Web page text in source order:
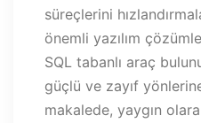
süreçlerini
önemli yazılım
SQL tabanlı araç
güçlü ve zayıf
makalede, yaygın